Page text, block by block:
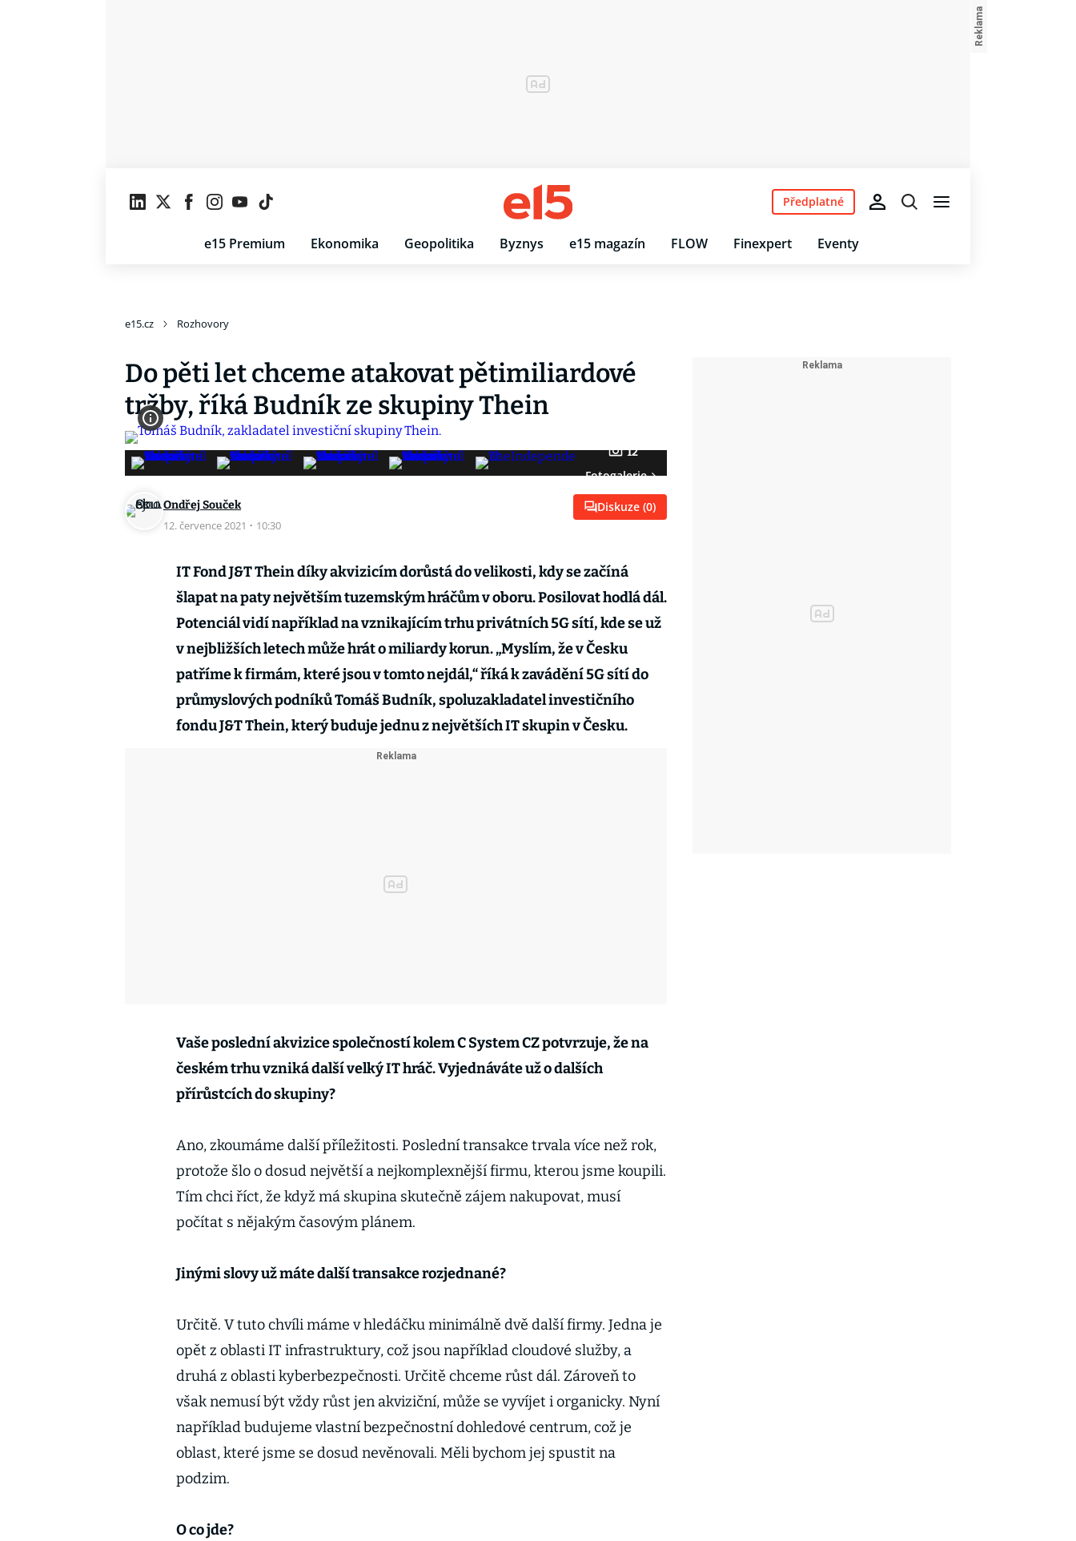
e15 Premium Ekonomika Geopolitika Byznys e15 magazín FLOW Finexpert Eventy
Předplatné
e15.cz Rozhovory
Do pěti let chceme atakovat pětimiliardové
tržby, říká Budník ze skupiny Thein
12
Fotogalerie
Ondřej Souček
12. července 2021 · 10:30
Diskuze (0)
IT Fond J&T Thein díky akvizicím dorůstá do velikosti, kdy se začíná
šlapat na paty největším tuzemským hráčům v oboru. Posilovat hodlá dál.
Potenciál vidí například na vznikajícím trhu privátních 5G sítí, kde se už
v nejbližších letech může hrát o miliardy korun. „Myslím, že v Česku
patříme k firmám, které jsou v tomto nejdál,“ říká k zavádění 5G sítí do
průmyslových podníků Tomáš Budník, spoluzakladatel investičního
fondu J&T Thein, který buduje jednu z největších IT skupin v Česku.
Vaše poslední akvizice společností kolem C System CZ potvrzuje, že na
českém trhu vzniká další velký IT hráč. Vyjednáváte už o dalších
přírůstcích do skupiny?
Ano, zkoumáme další příležitosti. Poslední transakce trvala více než rok,
protože šlo o dosud největší a nejkomplexnější firmu, kterou jsme koupili.
Tím chci říct, že když má skupina skutečně zájem nakupovat, musí
počítat s nějakým časovým plánem.
Jinými slovy už máte další transakce rozjednané?
Určitě. V tuto chvíli máme v hledáčku minimálně dvě další firmy. Jedna je
opět z oblasti IT infrastruktury, což jsou například cloudové služby, a
druhá z oblasti kyberbezpečnosti. Určitě chceme růst dál. Zároveň to
však nemusí být vždy růst jen akviziční, může se vyvíjet i organicky. Nyní
například budujeme vlastní bezpečnostní dohledové centrum, což je
oblast, které jsme se dosud nevěnovali. Měli bychom jej spustit na
podzim.
O co jde?